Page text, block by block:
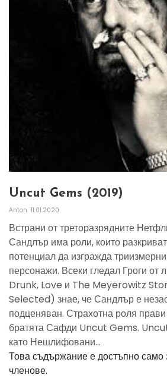
Uncut Gems (2019)
Anton 11.01.2020
Встрани от треторазрядните
Сандлър има роли, които
потенциал да изгражда
персонажи. Всеки гледал Гроги от
Drunk, Love и The Meyerowitz
Selected) знае, че Сандлър е
подценяван. Страхотна роля
братята Сафди Uncut Gems.
като Нешлифовани...
Това съдържание е достъпно
членове.